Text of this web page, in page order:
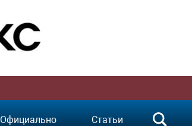
Официально Статьи